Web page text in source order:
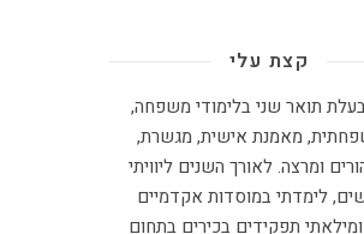
קצת עלי
תואר שני בלימודי משפחה,
, מאמנת אישית, מגשרת,
ומרצה. לאורך השנים ליוויתי
לימדתי במוסדות אקדמיים
תפקידים בכירים בתחום